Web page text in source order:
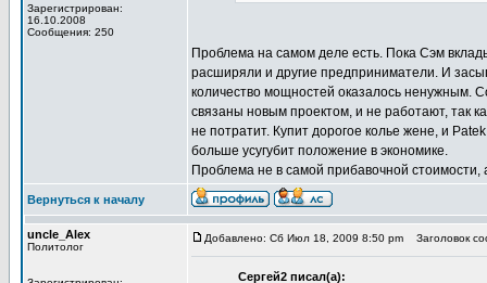
Зарегистрирован:
16.10.2008
Сообщения: 250
Проблема на самом деле есть. Пока Сэм
расширяли и другие предприниматели. И
количество мощностей оказалось ненужным.
связаны новым проектом, и не работают, так
не потратит. Купит дорогое колье жене, и
больше усугубит положение в экономике.
Проблема не в самой прибавочной
Вернуться к началу
uncle_Alex
Политолог
Добавлено: Сб Июл 18, 2009 8:50 pm Заголовок
Сергей2 писал(а):